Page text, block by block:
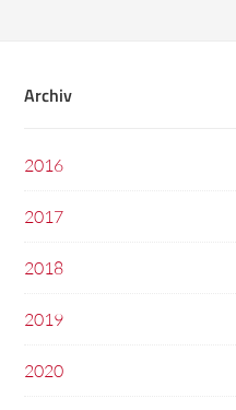
Archiv
2016
2017
2018
2019
2020